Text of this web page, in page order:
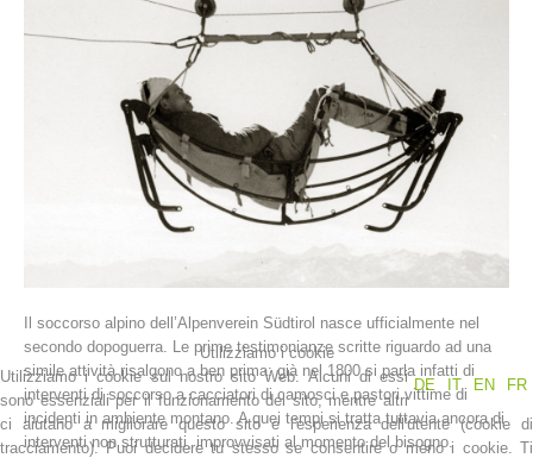
La storia
Il soccorso alpino dell’Alpenverein Südtirol nasce ufficialmente nel
secondo dopoguerra. Le prime testimonianze scritte riguardo ad una
simile attività risalgono a ben prima: già nel 1800 si parla infatti di
interventi di soccorso a cacciatori di camosci e pastori vittime di
incidenti in ambiente montano. A quei tempi si tratta tuttavia ancora di
interventi non strutturati, improvvisati al momento del bisogno.
Utilizziamo i cookie
DE
IT EN FR
Utilizziamo i cookie sul nostro sito Web. Alcuni di essi
sono essenziali per il funzionamento del sito, mentre altri
ci aiutano a migliorare questo sito e l'esperienza dell'utente (cookie di
tracciamento). Puoi decidere tu stesso se consentire o meno i cookie. Ti